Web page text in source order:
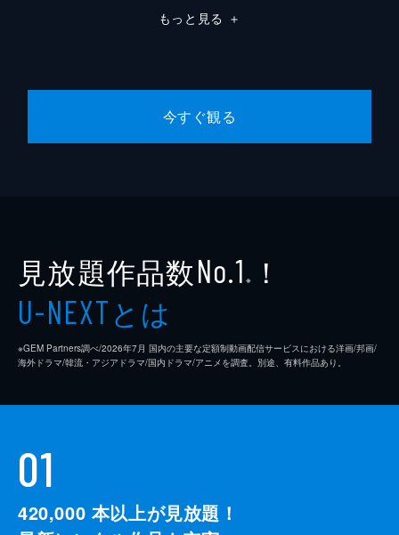
もっと見る ＋
今すぐ観る
見放題作品数No.1 ※ ！
U-NEXTとは
※GEM Partners調べ/2026年7⽉ 国内の主要な定額制動画配信サービスにおける洋画/邦画/
海外ドラマ/韓流・アジアドラマ/国内ドラマ/アニメを調査。別途、有料作品あり。
01
420,000 本以上が見放題！